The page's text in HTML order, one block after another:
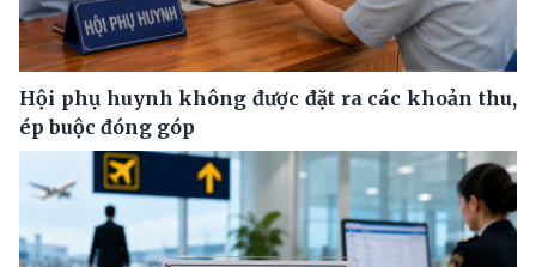
Hội phụ huynh không được đặt ra các khoản thu,
ép buộc đóng góp